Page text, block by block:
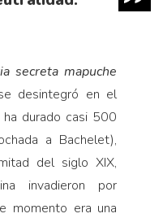
secreta mapuche
desintegró en el
durado casi 500
a Bachelet),
del siglo XIX,
invadieron por
momento era una